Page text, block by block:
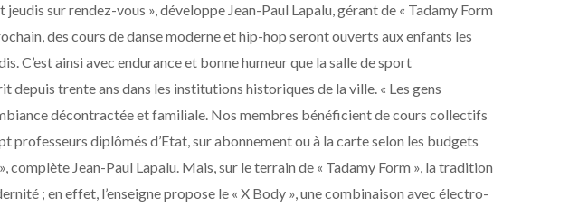
sur rendez-vous », développe Jean-Paul Lapalu, gérant de « Tadamy Form
des cours de danse moderne et hip-hop seront ouverts aux enfants les
C’est ainsi avec endurance et bonne humeur que la salle de sport
depuis trente ans dans les institutions historiques de la ville. « Les gens
décontractée et familiale. Nos membres bénéficient de cours collectifs
professeurs diplômés d’Etat, sur abonnement ou à la carte selon les budgets
complète Jean-Paul Lapalu. Mais, sur le terrain de « Tadamy Form », la tradition
; en effet, l’enseigne propose le « X Body », une combinaison avec électro-